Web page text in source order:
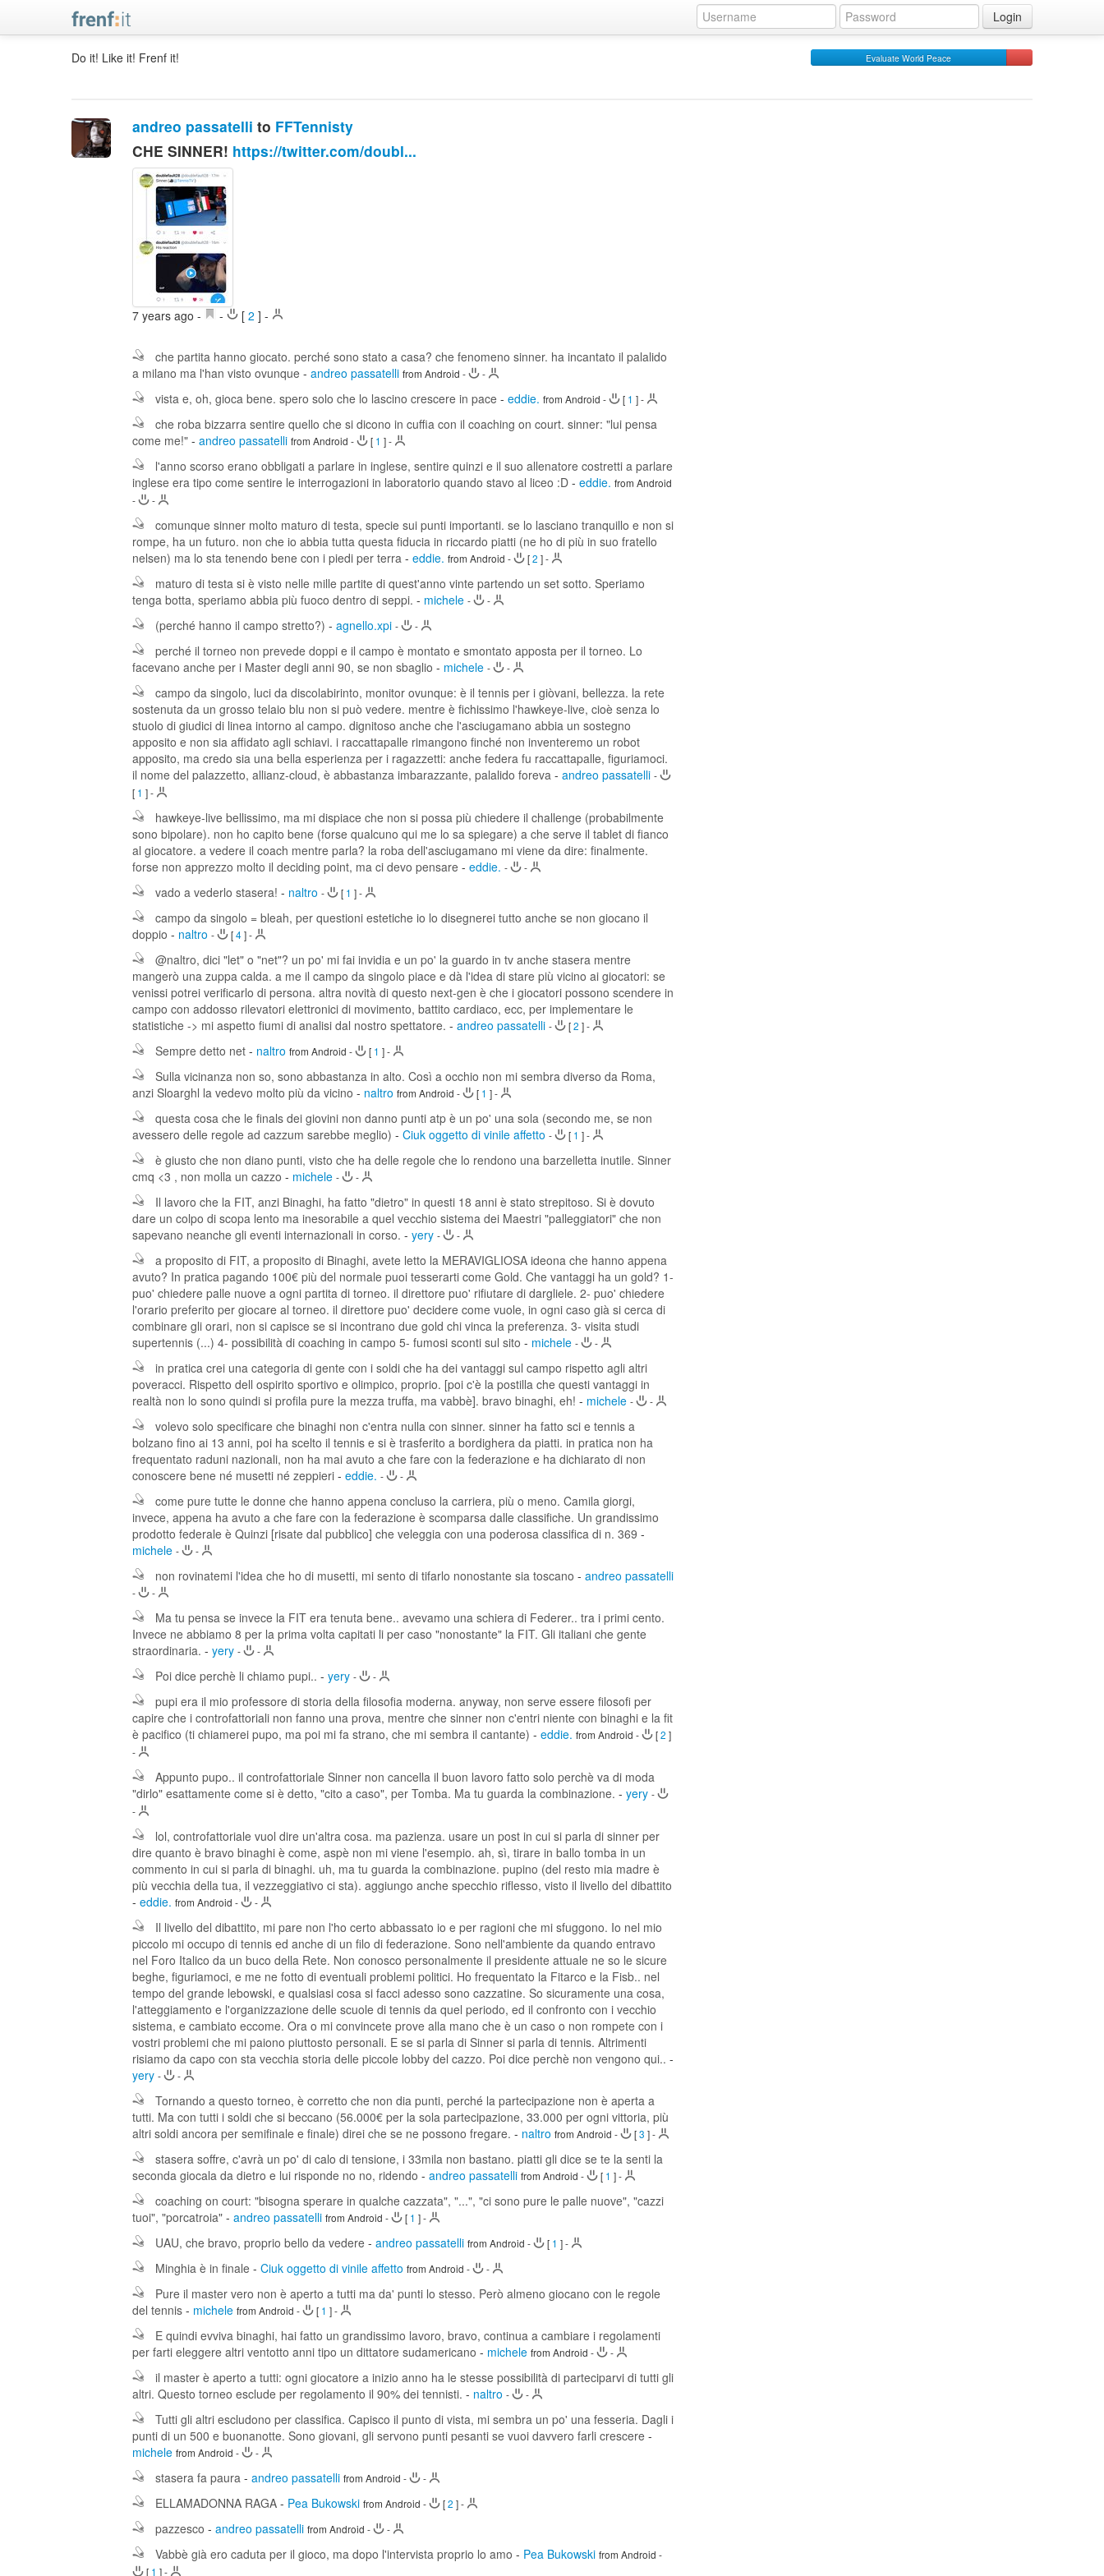
Login
Do it! Like it! Frenf it! Evaluate World Peace
andreo passatelli to FFTennisty
CHE SINNER! https://twitter.com/doubl...
7 years ago- - [2 ] -
che partita hanno giocato. perché sono stato a casa? che fenomeno sinner. ha incantato il palalido
a milano ma l'han visto ovunque -andreo passatelli from Android - -
vista e, oh, gioca bene. spero solo che lo lascino crescere in pace -eddie. from Android - [ 1 ]-
che roba bizzarra sentire quello che si dicono in cuffia con il coaching on court. sinner: "lui pensa
come me!" -andreo passatelli from Android - [ 1 ]-
l'anno scorso erano obbligati a parlare in inglese, sentire quinzi e il suo allenatore costretti a parlare
inglese era tipo come sentire le interrogazioni in laboratorio quando stavo al liceo :D -eddie. from Android
-
-
comunque sinner molto maturo di testa, specie sui punti importanti. se lo lasciano tranquillo e non si
rompe, ha un futuro. non che io abbia tutta questa fiducia in riccardo piatti (ne ho di più in suo fratello
nelsen) ma lo sta tenendo bene con i piedi per terra-eddie. from Android - [2 ]-
maturo di testa si è visto nelle mille partite di quest'anno vinte partendo un set sotto. Speriamo
tenga botta, speriamo abbia più fuoco dentro di seppi. - michele - -
(perché hanno il campo stretto?) -agnello.xpi - -
perché il torneo non prevede doppi e il campo è montato e smontato apposta per il torneo. Lo
facevano anche per i Master degli anni 90, se non sbaglio - michele - -
campo da singolo, luci da discolabirinto, monitor ovunque: è il tennis per i giòvani, bellezza. la rete
sostenuta da un grosso telaio blu non si può vedere. mentre è fichissimo l'hawkeye-live, cioè senza lo
stuolo di giudici di linea intorno al campo. dignitoso anche che l'asciugamano abbia un sostegno
apposito e non sia affidato agli schiavi. i raccattapalle rimangono finché non inventeremo un robot
apposito, ma credo sia una bella esperienza per i ragazzetti: anche federa fu raccattapalle, figuriamoci.
il nome del palazzetto, allianz-cloud, è abbastanza imbarazzante, palalido foreva -andreo passatelli -
[ 1 ]-
hawkeye-live bellissimo, ma mi dispiace che non si possa più chiedere il challenge (probabilmente
sono bipolare). non ho capito bene (forse qualcuno qui me lo sa spiegare) a che serve il tablet di fianco
al giocatore. a vedere il coach mentre parla? la roba dell'asciugamano mi viene da dire: finalmente.
forse non apprezzo molto il deciding point, ma ci devo pensare -eddie. - -
vado a vederlo stasera! - naltro - [ 1 ]-
campo da singolo = bleah, per questioni estetiche io lo disegnerei tutto anche se non giocano il
doppio- naltro - [4]-
@naltro, dici "let" o "net"? un po' mi fai invidia e un po' la guardo in tv anche stasera mentre
mangerò una zuppa calda. a me il campo da singolo piace e dà l'idea di stare più vicino ai giocatori: se
venissi potrei verificarlo di persona. altra novità di questo next-gen è che i giocatori possono scendere in
campo con addosso rilevatori elettronici di movimento, battito cardiaco, ecc, per implementare le
statistiche -> mi aspetto fiumi di analisi dal nostro spettatore. -andreo passatelli - [2 ]-
Sempre detto net - naltro from Android - [ 1 ]-
Sulla vicinanza non so, sono abbastanza in alto. Così a occhio non mi sembra diverso da Roma,
anzi Sloarghl la vedevo molto più da vicino - naltro from Android - [ 1 ]-
questa cosa che le finals dei giovini non danno punti atp è un po' una sola (secondo me, se non
avessero delle regole ad cazzum sarebbe meglio) -Ciuk oggetto di vinile affetto - [ 1 ]-
è giusto che non diano punti, visto che ha delle regole che lo rendono una barzelletta inutile. Sinner
cmq <3 , non molla un cazzo - michele - -
Il lavoro che la FIT, anzi Binaghi, ha fatto "dietro" in questi 18 anni è stato strepitoso. Si è dovuto
dare un colpo di scopa lento ma inesorabile a quel vecchio sistema dei Maestri "palleggiatori" che non
sapevano neanche gli eventi internazionali in corso.-yery - -
a proposito di FIT, a proposito di Binaghi, avete letto la MERAVIGLIOSA ideona che hanno appena
avuto? In pratica pagando 100€ più del normale puoi tesserarti come Gold. Che vantaggi ha un gold? 1-
puo' chiedere palle nuove a ogni partita di torneo. il direttore puo' rifiutare di dargliele. 2- puo' chiedere
l'orario preferito per giocare al torneo. il direttore puo' decidere come vuole, in ogni caso già si cerca di
combinare gli orari, non si capisce se si incontrano due gold chi vinca la preferenza. 3- visita studi
supertennis (...) 4- possibilità di coaching in campo 5- fumosi sconti sul sito - michele - -
in pratica crei una categoria di gente con i soldi che ha dei vantaggi sul campo rispetto agli altri
poveracci. Rispetto dell ospirito sportivo e olimpico, proprio. [poi c'è la postilla che questi vantaggi in
realtà non lo sono quindi si profila pure la mezza truffa, ma vabbè]. bravo binaghi, eh! - michele - -
volevo solo specificare che binaghi non c'entra nulla con sinner. sinner ha fatto sci e tennis a
bolzano fino ai 13 anni, poi ha scelto il tennis e si è trasferito a bordighera da piatti. in pratica non ha
frequentato raduni nazionali, non ha mai avuto a che fare con la federazione e ha dichiarato di non
conoscere bene né musetti né zeppieri -eddie. - -
come pure tutte le donne che hanno appena concluso la carriera, più o meno. Camila giorgi,
invece, appena ha avuto a che fare con la federazione è scomparsa dalle classifiche. Un grandissimo
prodotto federale è Quinzi [risate dal pubblico] che veleggia con una poderosa classifica di n. 369-
michele - -
non rovinatemi l'idea che ho di musetti, mi sento di tifarlo nonostante sia toscano -andreo passatelli
- -
Ma tu pensa se invece la FIT era tenuta bene.. avevamo una schiera di Federer.. tra i primi cento.
Invece ne abbiamo 8 per la prima volta capitati li per caso "nonostante" la FIT. Gli italiani che gente
straordinaria.-yery - -
Poi dice perchè li chiamo pupi..-yery - -
pupi era il mio professore di storia della filosofia moderna. anyway, non serve essere filosofi per
capire che i controfattoriali non fanno una prova, mentre che sinner non c'entri niente con binaghi e la fit
è pacifico (ti chiamerei pupo, ma poi mi fa strano, che mi sembra il cantante)-eddie. from Android - [2 ]
-
Appunto pupo.. il controfattoriale Sinner non cancella il buon lavoro fatto solo perchè va di moda
"dirlo" esattamente come si è detto, "cito a caso", per Tomba. Ma tu guarda la combinazione.-yery -
-
lol, controfattoriale vuol dire un'altra cosa. ma pazienza. usare un post in cui si parla di sinner per
dire quanto è bravo binaghi è come, aspè non mi viene l'esempio. ah, sì, tirare in ballo tomba in un
commento in cui si parla di binaghi. uh, ma tu guarda la combinazione. pupino (del resto mia madre è
più vecchia della tua, il vezzeggiativo ci sta). aggiungo anche specchio riflesso, visto il livello del dibattito
-eddie. from Android - -
Il livello del dibattito, mi pare non l'ho certo abbassato io e per ragioni che mi sfuggono. Io nel mio
piccolo mi occupo di tennis ed anche di un filo di federazione. Sono nell'ambiente da quando entravo
nel Foro Italico da un buco della Rete. Non conosco personalmente il presidente attuale ne so le sicure
beghe, figuriamoci, e me ne fotto di eventuali problemi politici. Ho frequentato la Fitarco e la Fisb.. nel
tempo del grande lebowski, e qualsiasi cosa si facci adesso sono cazzatine. So sicuramente una cosa,
l'atteggiamento e l'organizzazione delle scuole di tennis da quel periodo, ed il confronto con i vecchio
sistema, e cambiato eccome. Ora o mi convincete prove alla mano che è un caso o non rompete con i
vostri problemi che mi paiono piuttosto personali. E se si parla di Sinner si parla di tennis. Altrimenti
risiamo da capo con sta vecchia storia delle piccole lobby del cazzo. Poi dice perchè non vengono qui..-
yery - -
Tornando a questo torneo, è corretto che non dia punti, perché la partecipazione non è aperta a
tutti. Ma con tutti i soldi che si beccano (56.000€ per la sola partecipazione, 33.000 per ogni vittoria, più
altri soldi ancora per semifinale e finale) direi che se ne possono fregare. - naltro from Android - [3 ]-
stasera soffre, c'avrà un po' di calo di tensione, i 33mila non bastano. piatti gli dice se te la senti la
seconda giocala da dietro e lui risponde no no, ridendo -andreo passatelli from Android - [ 1 ]-
coaching on court: "bisogna sperare in qualche cazzata", "...", "ci sono pure le palle nuove", "cazzi
tuoi", "porcatroia" -andreo passatelli from Android - [ 1 ]-
UAU, che bravo, proprio bello da vedere -andreo passatelli from Android - [ 1 ]-
Minghia è in finale -Ciuk oggetto di vinile affetto from Android - -
Pure il master vero non è aperto a tutti ma da' punti lo stesso. Però almeno giocano con le regole
del tennis - michele from Android - [ 1 ]-
E quindi evviva binaghi, hai fatto un grandissimo lavoro, bravo, continua a cambiare i regolamenti
per farti eleggere altri ventotto anni tipo un dittatore sudamericano - michele from Android - -
il master è aperto a tutti: ogni giocatore a inizio anno ha le stesse possibilità di parteciparvi di tutti gli
altri. Questo torneo esclude per regolamento il 90% dei tennisti. - naltro - -
Tutti gli altri escludono per classifica. Capisco il punto di vista, mi sembra un po' una fesseria. Dagli i
punti di un 500 e buonanotte. Sono giovani, gli servono punti pesanti se vuoi davvero farli crescere -
michele from Android - -
stasera fa paura -andreo passatelli from Android - -
ELLAMADONNA RAGA- Pea Bukowski from Android - [2 ]-
pazzesco -andreo passatelli from Android - -
Vabbè già ero caduta per il gioco, ma dopo l'intervista proprio lo amo- Pea Bukowski from Android -
[ 1 ]-